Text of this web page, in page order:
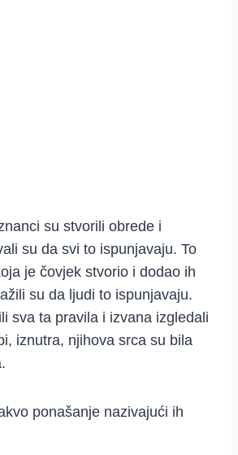
su stvorili obrede i
su da svi to ispunjavaju. To
je čovjek stvorio i dodao ih
su da ljudi to ispunjavaju.
sva ta pravila i izvana izgledali
iznutra, njihova srca su bila
ponašanje nazivajući ih